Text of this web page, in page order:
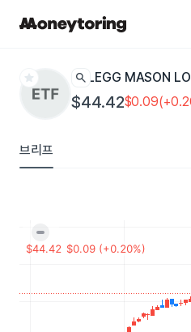
star search LEGG MASON
$44.42
브리프